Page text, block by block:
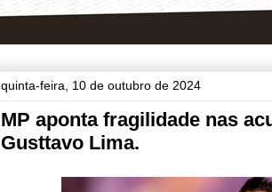
quinta-feira, 10 de outubro de 2024
MP aponta fragilidade nas
Gusttavo Lima.